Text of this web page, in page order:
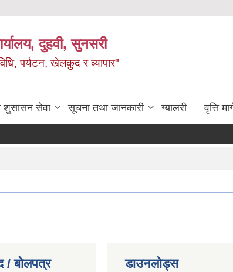
दुहवी, सुनसरी
पर्यटन, खेलकुद र व्यापार"
शुसासन सेवा सूचना तथा जानकारी ग्यालरी वृत्ति
/ बोलपत्र
डाउनलोड्स